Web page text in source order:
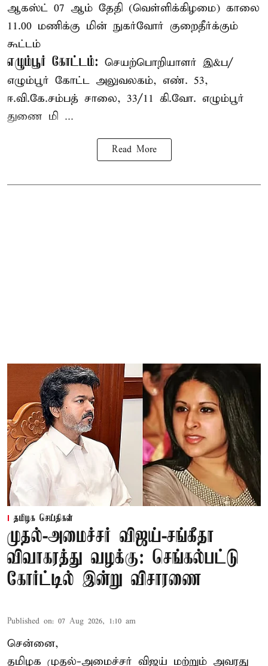
ஆகஸ்ட் 07 ஆம் தேதி (வெள்ளிக்கிழமை) காலை
11.00 மணிக்கு மின் நுகர்வோர் குறைதீர்க்கும்
கூட்டம்
எழும்பூர் கோட்டம்: செயற்பொறியாளர் இ&ப/
எழும்பூர் கோட்ட அலுவலகம், எண். 53,
ஈ.வி.கே.சம்பத் சாலை, 33/11 கி.வோ. எழும்பூர்
துணை மி ...
Read More
தமிழக செய்திகள்
முதல்-அமைச்சர் விஜய்-சங்கீதா
விவாகரத்து வழக்கு: செங்கல்பட்டு
கோர்ட்டில் இன்று விசாரணை
Published on: 07 Aug 2026, 1:10 am
சென்னை,
தமிழக முதல்-அமைச்சர் விஜய் மற்றும் அவரது